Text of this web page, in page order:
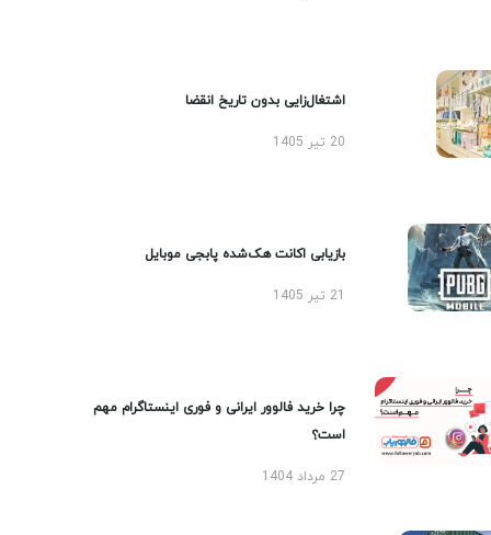
اشتغال‌زایی بدون تاریخ انقضا
20 تیر 1405
بازیابی اکانت هک‌شده پابجی موبایل
چرا خرید فالوور ایرانی و فوری اینستاگرام مهم
است؟
27 مرداد 1404